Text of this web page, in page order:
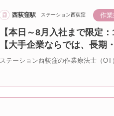
西荻窪駅 ステーション西荻窪 作業
【本日～8月入社まで限定
【大手企業ならでは、長期
ステーション西荻窪の作業療法士（OT